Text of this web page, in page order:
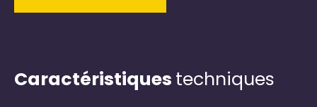
Caractéristiques techniques